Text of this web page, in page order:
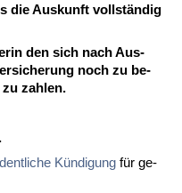
die Aus­kunft vollständig
den sich nach Aus­
noch zu be­
zah­len.
Kündi­gung für ge­